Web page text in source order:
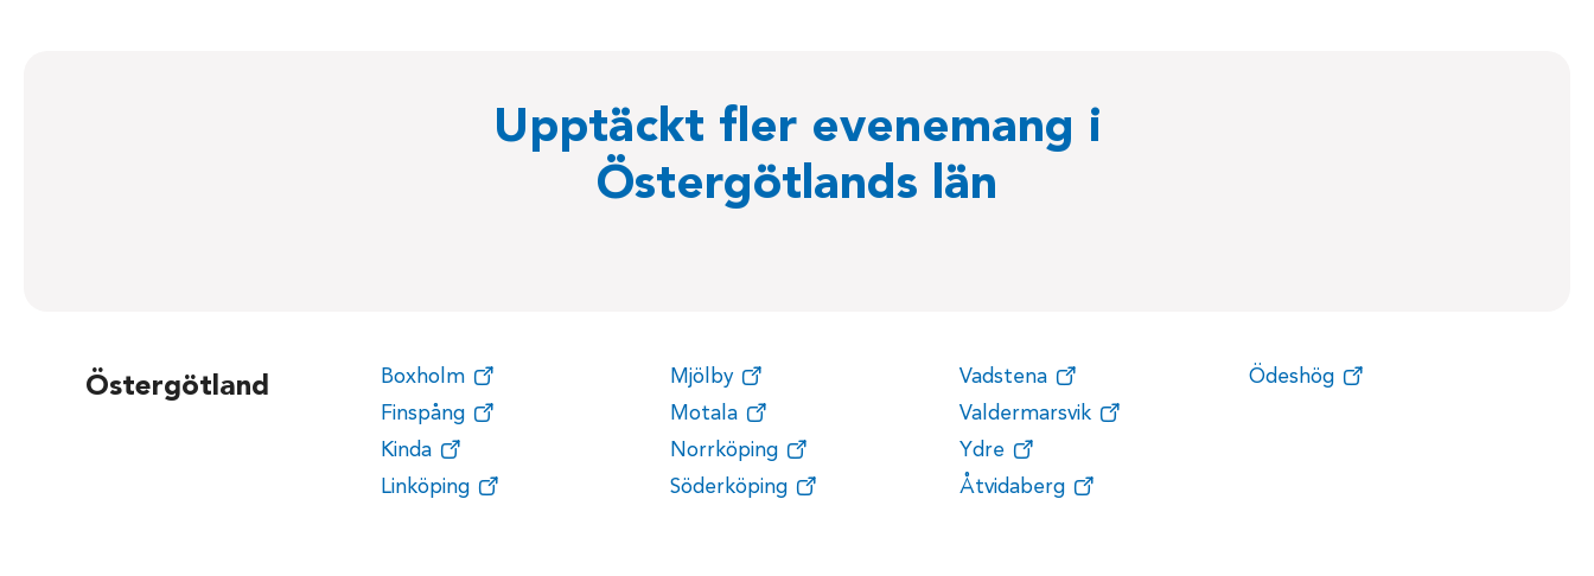
Upptäckt fler evenemang i
Östergötlands län
Östergötland
Boxholm
Finspång
Kinda
Linköping
Mjölby
Motala
Norrköping
Söderköping
Vadstena
Valdermarsvik
Ydre
Åtvidaberg
Ödeshög